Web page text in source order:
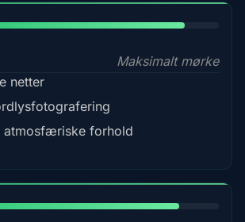
Maksimalt mørke
netter
atmosfæriske forhold